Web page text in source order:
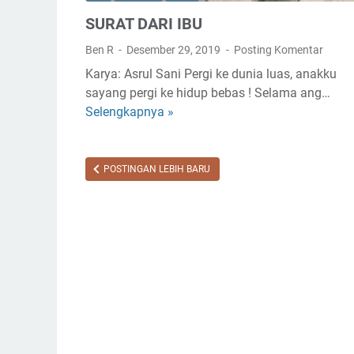
SURAT DARI IBU
Ben R Desember 29, 2019 Posting Komentar
Karya: Asrul Sani Pergi ke dunia luas, anakku
sayang pergi ke hidup bebas ! Selama ang…
Selengkapnya »
A
POSTINGAN LEBIH BARU